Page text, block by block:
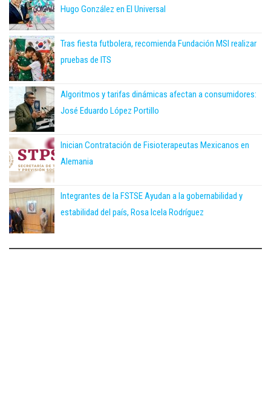
Hugo González en El Universal
Tras fiesta futbolera, recomienda Fundación MSI realizar
pruebas de ITS
Algoritmos y tarifas dinámicas afectan a consumidores:
José Eduardo López Portillo
Inician Contratación de Fisioterapeutas Mexicanos en
Alemania
Integrantes de la FSTSE Ayudan a la gobernabilidad y
estabilidad del país, Rosa Icela Rodríguez